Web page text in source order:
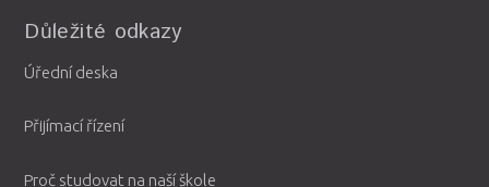
Důležité odkazy
Úřední deska
Přijímací řízení
Proč studovat na naší škole